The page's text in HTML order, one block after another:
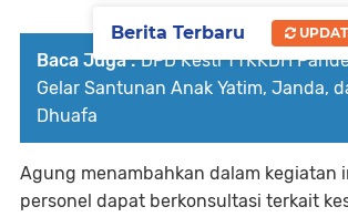
Baca Juga : DPD Kesti TTKKDH
Gelar Santunan Anak Yatim, Janda,
Dhuafa
Agung menambahkan dalam kegiatan
personel dapat berkonsultasi terkait
Berita Terbaru